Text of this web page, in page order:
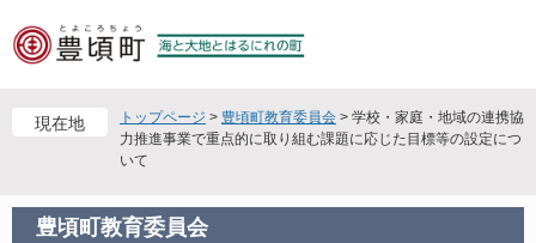
ー
。
ニ
て
現在地 トップページ > 豊頃町教育委員会 > 学校・家庭・地域の連携協
力推進事業で重点的に取り組む課題に応じた目標等の設定につ
いて
豊頃町教育委員会